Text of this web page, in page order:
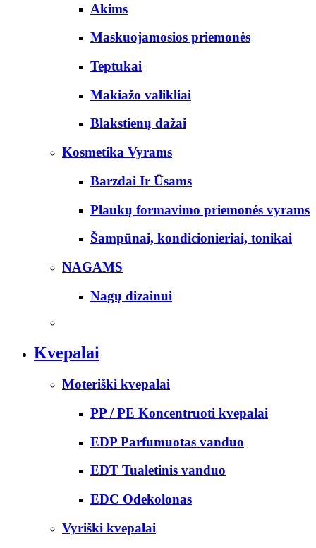
Akims
Maskuojamosios priemonės
Teptukai
Makiažo valikliai
Blakstienų dažai
Kosmetika Vyrams
Barzdai Ir Ūsams
Plaukų formavimo priemonės vyrams
Šampūnai, kondicionieriai, tonikai
NAGAMS
Nagų dizainui
Kvepalai
Moteriški kvepalai
PP / PE Koncentruoti kvepalai
EDP Parfumuotas vanduo
EDT Tualetinis vanduo
EDC Odekolonas
Vyriški kvepalai